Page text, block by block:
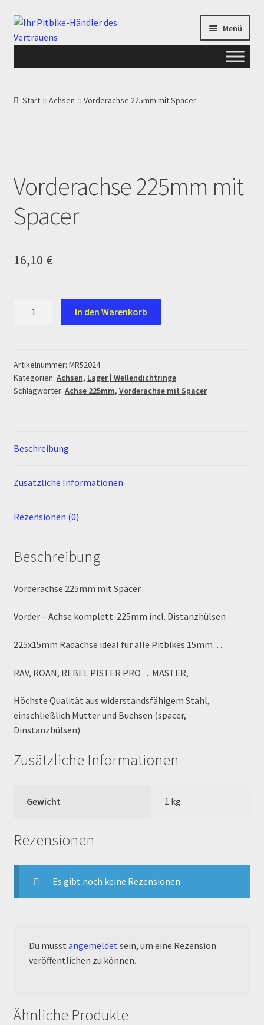
Zur
Navigation
Zum
Inhalt
Menü
Datenschutzerklärung
Devolución
Ersatzteile Pitbike
Formas de Pago (Bankverbindung)
Info
INFOSEITE
Log In
MALCOR MTR PITBIKES
MALCOR PITCROSS / DIRTBIKE
Mein Konto
Member Directory
MERCHANDISE
My Account
My Account
Order Confirmation
Order Failed
Pitbike Junior
Pitbike-Training
TOPstrecken
Start Achsen Vorderachse 225mm mit Spacer
Vorderachse 225mm mit
Spacer
16,10 €
Menge
In den Warenkorb
Artikelnummer: MR52024
Kategorien: Achsen, Lager | Wellendichtringe
Schlagwörter: Achse 225mm, Vorderachse mit Spacer
Beschreibung
Zusätzliche Informationen
Rezensionen (0)
Beschreibung
Vorderachse 225mm mit Spacer
Vorder – Achse komplett-225mm incl. Distanzhülsen
225x15mm Radachse ideal für alle Pitbikes 15mm…
RAV, ROAN, REBEL PISTER PRO …MASTER,
Höchste Qualität aus widerstandsfähigem Stahl,
einschließlich Mutter und Buchsen (spacer,
Dinstanzhülsen)
Zusätzliche Informationen
Gewicht 1 kg
Rezensionen
Es gibt noch keine Rezensionen.
Du musst angemeldet sein, um eine Rezension
veröffentlichen zu können.
Ähnliche Produkte